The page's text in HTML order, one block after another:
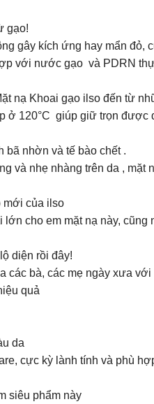
gạo!
gây kích ứng hay mẩn đỏ,
với nước gạo và PDRN
nạ Khoai gạo ilso đến từ
ở 120°C giúp giữ trọn
bã nhờn và tế bào chết .
và nhẹ nhàng trên da ,
mới của ilso
cho em mặt nạ này,
diện rồi đây!
các bà, các mẹ ngày xưa
quả
da
cực kỳ lành tính và phù
siêu phẩm này